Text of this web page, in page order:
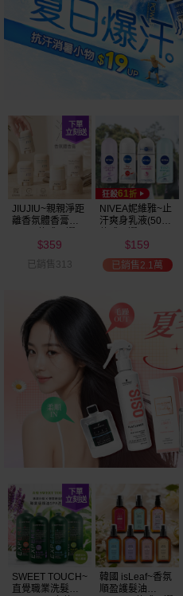
JIUJIU~親親淨距
離香氛體香膏
$359
已銷售313
NIVEA妮維雅~止
汗爽身乳液(50ml)
$159
已銷售2.1萬
SWEET TOUCH~
直覺職業洗髮精
韓國 isLeaf~香氛
順盈護髮油